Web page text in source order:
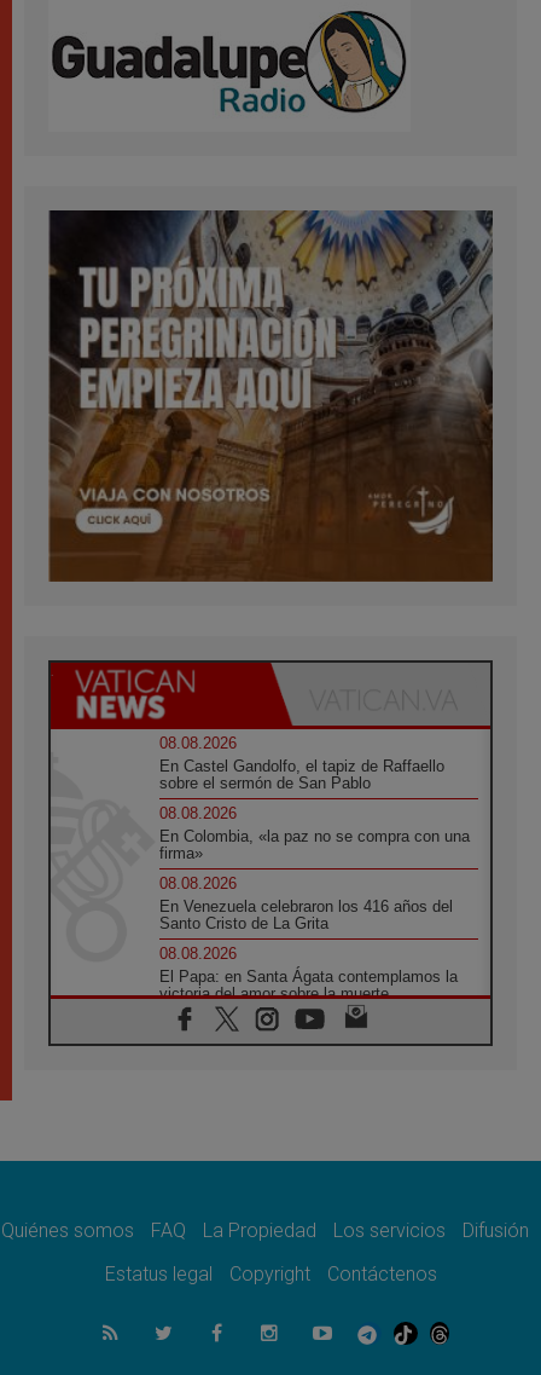
08.08.2026
En Castel Gandolfo, el tapiz de Raffaello
sobre el sermón de San Pablo
08.08.2026
En Colombia, «la paz no se compra con una
firma»
08.08.2026
En Venezuela celebraron los 416 años del
Santo Cristo de La Grita
08.08.2026
El Papa: en Santa Ágata contemplamos la
victoria del amor sobre la muerte
08.08.2026
León XIV visitará el Santuario de la Madre
07.08.2026
07.08.2026
el compromiso del cristiano"
La matanza de niños en Gaza no cesa: 300
muertos en 300 días
Quiénes somos FAQ La Propiedad Los servicios
Difusión
Estatus legal
Copyright Contáctenos